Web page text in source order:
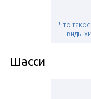
Что
виды
Шасси